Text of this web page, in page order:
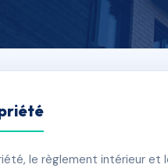
le règlement intérieur et